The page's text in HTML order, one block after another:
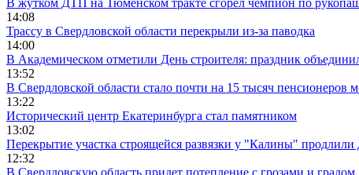
В жутком ДТП на Тюменском тракте сгорел чемпион по
14:08
Трассу в Свердловской области перекрыли из-за паводка
14:00
В Академическом отметили День строителя: праздник
13:52
В Свердловской области стало почти на 15 тысяч пенсионеров
13:22
Исторический центр Екатеринбурга стал памятником
13:02
Перекрытие участка строящейся развязки у "Калины" продлили
12:32
В Свердловскую область придет потепление с грозами и градом